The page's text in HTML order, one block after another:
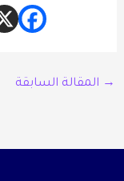
→ المقالة السابقة